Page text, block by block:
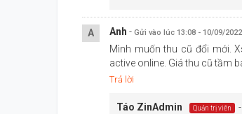
A Anh - Gửi vào lúc 13:08 - 10/09/2022
Mình muốn thu cũ đổi mới.
active online. Giá thu cũ tầm
Trả lời
Táo ZinAdmin Quản trị viên -